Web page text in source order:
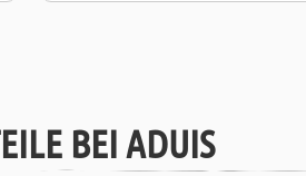
BEI ADUIS